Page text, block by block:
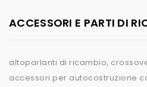
ACCESSORI E PARTI DI
altoparlanti di ricambio,
accessori per autocostruzione